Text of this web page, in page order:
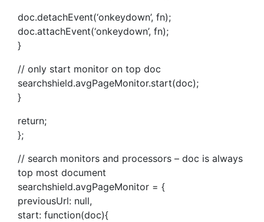
doc.detachEvent(‘onkeydown’, fn);
doc.attachEvent(‘onkeydown’, fn);
}
// only start monitor on top doc
searchshield.avgPageMonitor.start(doc);
}
return;
};
// search monitors and processors – doc is always
top most document
searchshield.avgPageMonitor = {
previousUrl: null,
start: function(doc){